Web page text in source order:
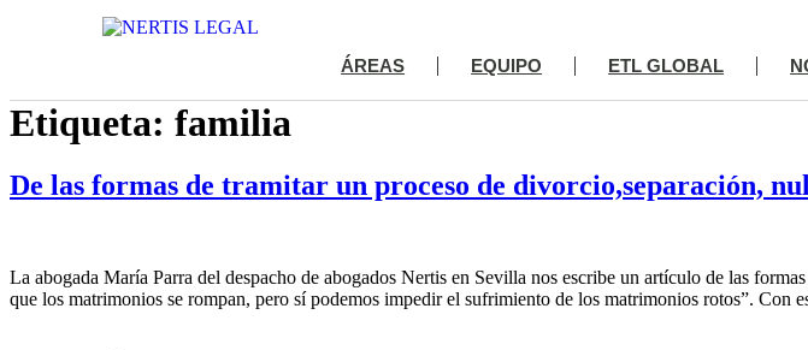
ÁREAS EQUIPO ETL GLOBAL
Etiqueta: familia
De las formas de tramitar un proceso de divorcio,separación,
La abogada María Parra del despacho de abogados Nertis en Sevilla nos escribe un artículo de las
que los matrimonios se rompan, pero sí podemos impedir el sufrimiento de los matrimonios rotos”. Con